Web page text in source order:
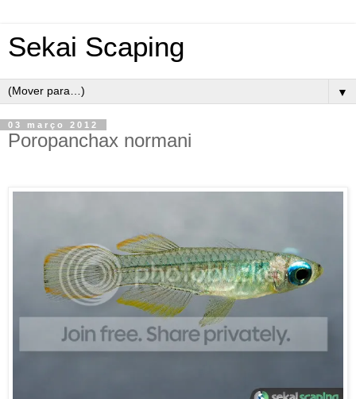
Sekai Scaping
▼
03 março 2012
Poropanchax normani